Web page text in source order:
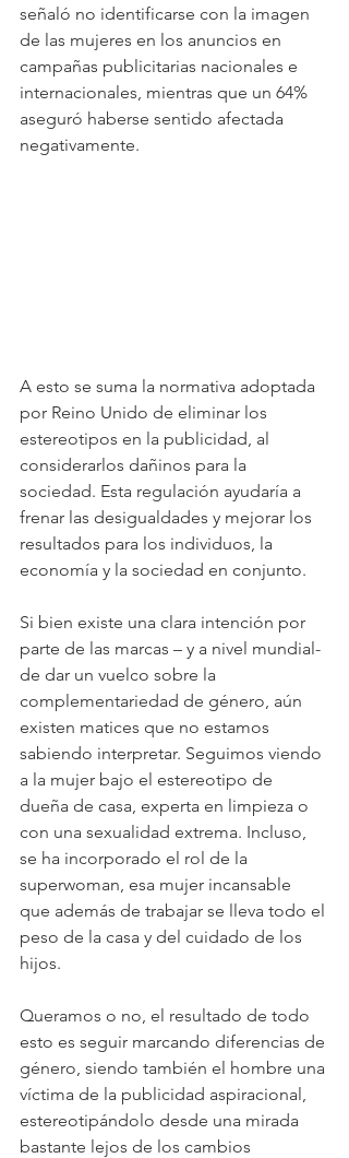
señaló no identificarse con la imagen
de las mujeres en los anuncios en
campañas publicitarias nacionales e
internacionales, mientras que un 64%
aseguró haberse sentido afectada
negativamente.
A esto se suma la normativa adoptada
por Reino Unido de eliminar los
estereotipos en la publicidad, al
considerarlos dañinos para la
sociedad. Esta regulación ayudaría a
frenar las desigualdades y mejorar los
resultados para los individuos, la
economía y la sociedad en conjunto.
Si bien existe una clara intención por
parte de las marcas – y a nivel mundial-
de dar un vuelco sobre la
complementariedad de género, aún
existen matices que no estamos
sabiendo interpretar. Seguimos viendo
a la mujer bajo el estereotipo de
dueña de casa, experta en limpieza o
con una sexualidad extrema. Incluso,
se ha incorporado el rol de la
superwoman, esa mujer incansable
que además de trabajar se lleva todo el
peso de la casa y del cuidado de los
hijos.
Queramos o no, el resultado de todo
esto es seguir marcando diferencias de
género, siendo también el hombre una
víctima de la publicidad aspiracional,
estereotipándolo desde una mirada
bastante lejos de los cambios